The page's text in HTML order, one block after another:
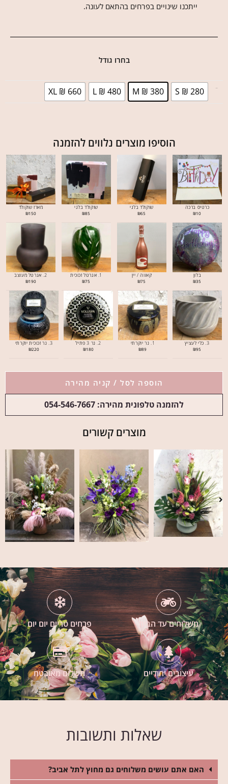
ייתכנו שינויים בפרחים בהתאם לעונה.
בחרו גודל
S ₪ 280
M ₪ 380
L ₪ 480
XL ₪ 660
הוסיפו מוצרים נלווים להזמנה
כרטיס ברכה
₪10
שוקולד בלגי
₪65
שוקולד בלגי
₪85
מארז שוקולד
₪150
בלון
₪35
קאווה / יין
₪75
1. אגרטל זכוכית
₪75
2. אגרטל מעוצב
₪190
3. כלי לעציץ
₪95
1. נר יוקרתי
₪89
2. נר 3 פתיל
₪180
3. נר זכוכית יוקרתי
₪220
הוספה לסל / קניה מהירה
להזמנה טלפונית מהירה: 054-546-7667
מוצרים קשורים
משלוחים עד הבית פרחים טריים יום יום
עיצובים יחודיים תשלום מאובטח
שאלות ותשובות
האם אתם עושים משלוחים גם מחוץ לתל אביב?